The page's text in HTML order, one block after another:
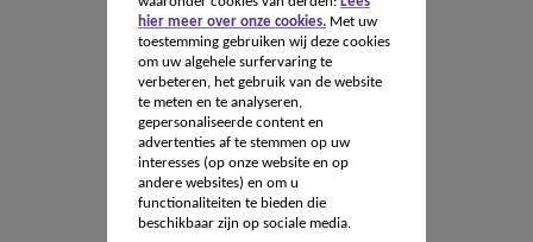
hier meer over onze cookies.Met uw
toestemming gebruiken wij deze cookies
om uw algehele surfervaring te
verbeteren, het gebruik van de website
te meten en te analyseren,
gepersonaliseerde content en
advertenties af te stemmen op uw
interesses (op onze website en op
andere websites) en om u
functionaliteiten te bieden die
beschikbaar zijn op sociale media.